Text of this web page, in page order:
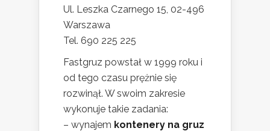
Ul. Leszka Czarnego 15, 02-496
Warszawa
Tel. 690 225 225
Fastgruz powstał w 1999 roku i
od tego czasu prężnie się
rozwinął. W swoim zakresie
wykonuje takie zadania:
– wynajem kontenery na gruz